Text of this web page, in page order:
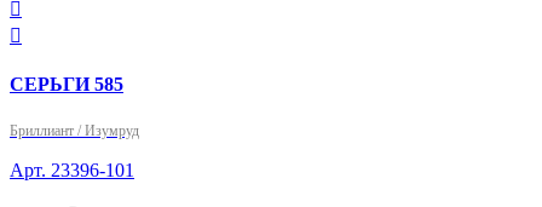


СЕРЬГИ 585
Бриллиант / Изумруд
Арт. 23396-101